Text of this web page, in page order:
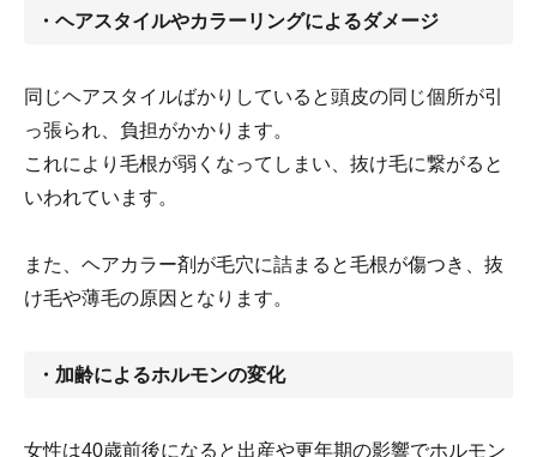
・ヘアスタイルやカラーリングによるダメージ
同じヘアスタイルばかりしていると頭皮の同じ個所が引
っ張られ、負担がかかります。
これにより毛根が弱くなってしまい、抜け毛に繋がると
いわれています。
また、ヘアカラー剤が毛穴に詰まると毛根が傷つき、抜
け毛や薄毛の原因となります。
・加齢によるホルモンの変化
女性は40歳前後になると出産や更年期の影響でホルモン